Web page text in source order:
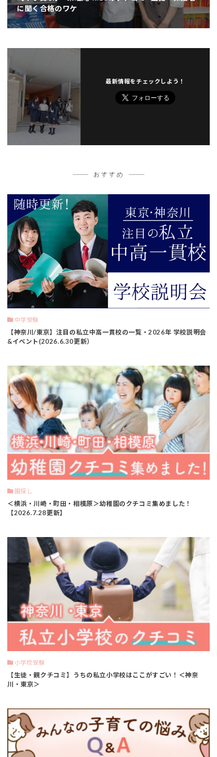
に聞く合格のワケ
最新情報をチェックしよう！
おすすめ
中学受験
【神奈川/東京】注目の私立中高一貫校の一覧・2026年 学校説明会
&イベント(2026.6.30更新）
園探し
＜横浜・川崎・町田・相模原＞幼稚園のクチコミ集めました！
【2026.7.28更新】
小学校受験
【生徒・親クチコミ】うちの私立小学校はここがすごい！＜神奈
川・東京＞